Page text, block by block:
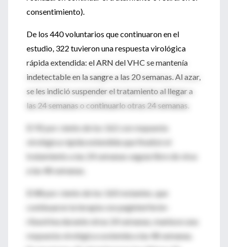
consentimiento).
De los 440 voluntarios que continuaron en el
estudio, 322 tuvieron una respuesta virológica
rápida extendida: el ARN del VHC se mantenía
indetectable en la sangre a las 20 semanas. Al azar,
se les indició suspender el tratamiento al llegar a
las 24 semanas o continuarlo otras 24 semanas.
El 92 por ciento de los 162 con respuesta
virológica rápida extendida que finalizó el
tratamiento a las 24 semanas seguía libre de virus
a las 48 semanas.
El 88 por ciento de los 160 restantes, que
continuaron la terapia con peginterferón-
ribavirina durante otras 24 semanas, mantuvo una
respuesta virológica sostenida a las 48 semanas.